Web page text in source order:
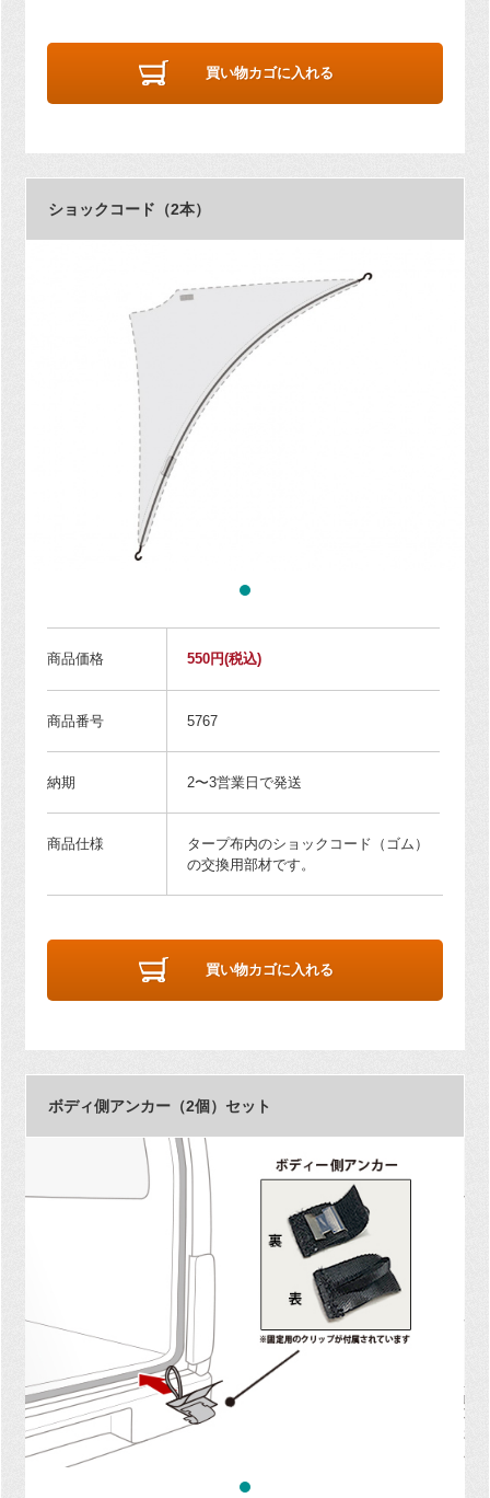
買い物カゴに入れる
ショックコード（2本）
商品価格 550円(税込)
商品番号 5767
納期 2〜3営業日で発送
商品仕様
タープ布内のショックコード（ゴム）
の交換用部材です。
買い物カゴに入れる
ボディ側アンカー（2個）セット